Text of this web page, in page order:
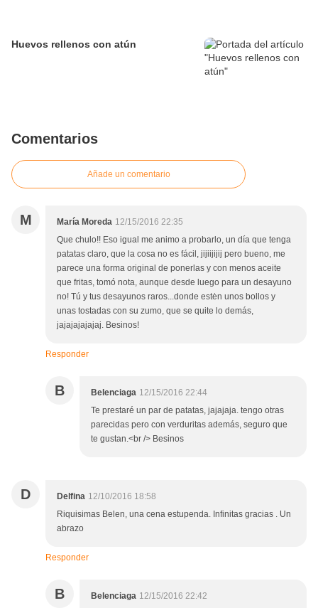
Huevos rellenos con atún
Comentarios
Añade un comentario
M María Moreda 12/15/2016 22:35
Que chulo!! Eso igual me animo a probarlo, un día que tenga
patatas claro, que la cosa no es fácil, jijiijijij pero bueno, me
parece una forma original de ponerlas y con menos aceite
que fritas, tomó nota, aunque desde luego para un desayuno
no! Tú y tus desayunos raros...donde estėn unos bollos y
unas tostadas con su zumo, que se quite lo demás,
jajajajajajaj. Besinos!
Responder
B Belenciaga 12/15/2016 22:44
Te prestaré un par de patatas, jajajaja. tengo otras
parecidas pero con verduritas además, seguro que
te gustan.<br /> Besinos
D Delfina 12/10/2016 18:58
Riquisimas Belen, una cena estupenda. Infinitas gracias . Un
abrazo
Responder
B Belenciaga 12/15/2016 22:42